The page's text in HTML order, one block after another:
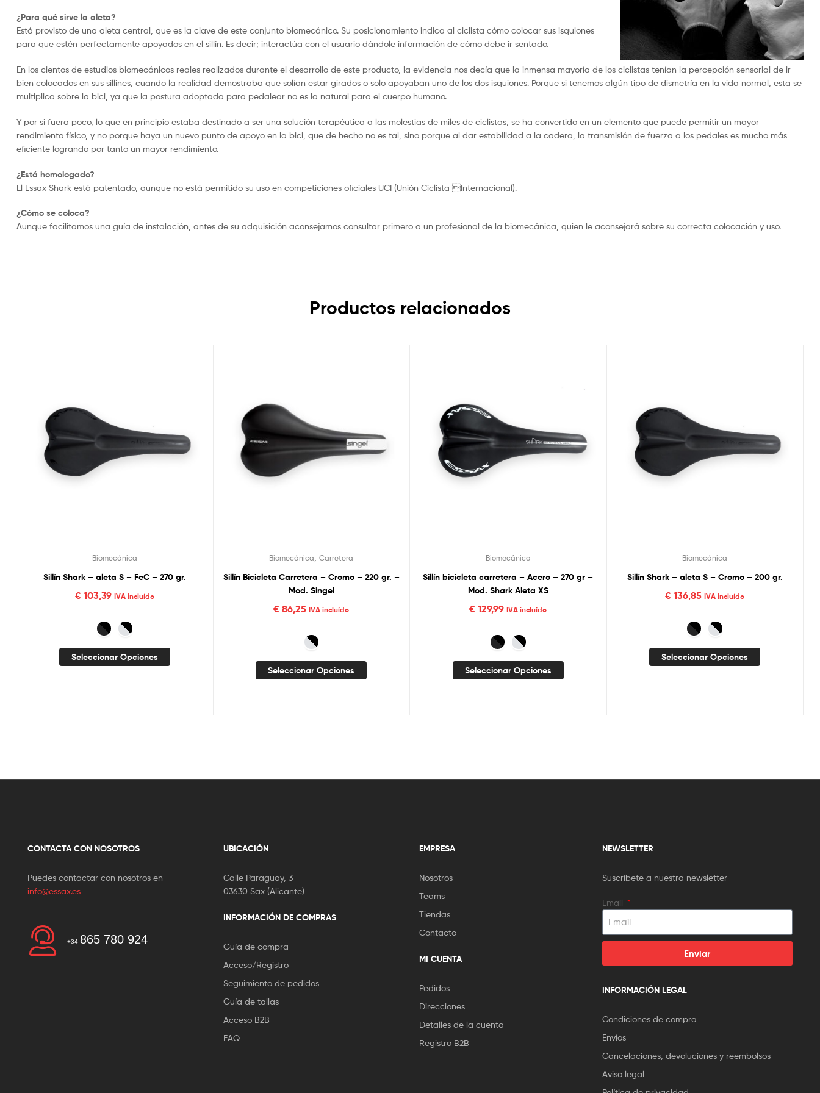
¿Para qué sirve la aleta?
Está provisto de una aleta central, que ​es la clave de este conjunto biomecánico. Su posicionamiento indica al ciclista cómo colocar sus isquiones
para que estén perfectamente apoyados en el sillín. Es decir; interactúa con el usuario dándole información de cómo debe ir sentado.
En los cientos de estudios biomecánicos reales realizados durante el desarrollo de este producto, la evidencia nos decía que la inmensa mayoría de los ciclistas tenían la percepción sensorial de ir
bien colocados en sus sillines, cuando la realidad demostraba que solían estar girados o solo apoyaban uno de los dos isquiones. Porque si tenemos algún tipo de dismetría en la vida normal, esta se
multiplica sobre la bici, ya que la postura adoptada para pedalear no es la natural para el cuerpo humano.
Y por si fuera poco, lo que en principio estaba destinado a ser una solución terapéutica a las molestias de miles de ciclistas, se ha convertido en un elemento que puede permitir un mayor
rendimiento físico, y no porque haya un nuevo punto de apoyo en la bici, que de hecho no es tal, sino porque al dar estabilidad a la cadera, la transmisión de fuerza a los pedales es mucho más
eficiente logrando por tanto un mayor rendimiento.
¿Está homologado?
El Essax Shark está patentado, aunque no está permitido su uso en competiciones oficiales UCI (Unión Ciclista Internacional).
¿Cómo se coloca?
Aunque facilitamos una guía de instalación, antes de su adquisición aconsejamos consultar primero a un profesional de la biomecánica, quien le aconsejará sobre su correcta colocación y uso.
Productos relacionados
Biomecánica
Sillín Shark – aleta S – FeC – 270 gr.
€103,39 IVA incluído
Seleccionar Opciones
Biomecánica ,Carretera
Sillín Bicicleta Carretera – Cromo – 220 gr. –
Mod. Singel
€ 86,25 IVA incluído
Seleccionar Opciones
Biomecánica
Sillín bicicleta carretera – Acero – 270 gr –
Mod. Shark Aleta XS
€ 129,99 IVA incluído
Seleccionar Opciones
Biomecánica
Sillín Shark – aleta S – Cromo – 200 gr.
€ 136,85 IVA incluído
Seleccionar Opciones
CONTACTA CON NOSOTROS
Puedes contactar con nosotros en
info@essax.es
+34 865 780 924
UBICACIÓN
Calle Paraguay, 3
03630 Sax (Alicante)
INFORMACIÓN DE COMPRAS
Guía de compra
Acceso/Registro
Seguimiento de pedidos
Guía de tallas
Acceso B2B
FAQ
EMPRESA
Nosotros
Teams
Tiendas
Contacto
MI CUENTA
Pedidos
Direcciones
Detalles de la cuenta
Registro B2B
NEWSLETTER
Suscríbete a nuestra newsletter
Email
Enviar
INFORMACIÓN LEGAL
Condiciones de compra
Envíos
Cancelaciones, devoluciones y reembolsos
Aviso legal